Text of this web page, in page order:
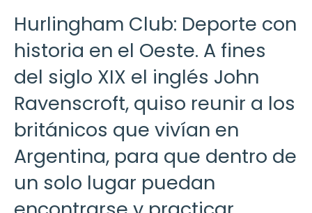
Hurlingham Club: Deporte con
historia en el Oeste. A fines
del siglo XIX el inglés John
Ravenscroft, quiso reunir a los
británicos que vivían en
Argentina, para que dentro de
un solo lugar puedan